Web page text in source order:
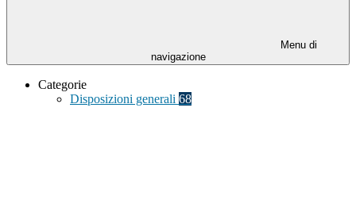
Menu di
navigazione
Categorie
Disposizioni generali 68